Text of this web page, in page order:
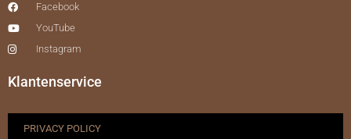
Facebook
YouTube
Instagram
Klantenservice
PRIVACY POLICY